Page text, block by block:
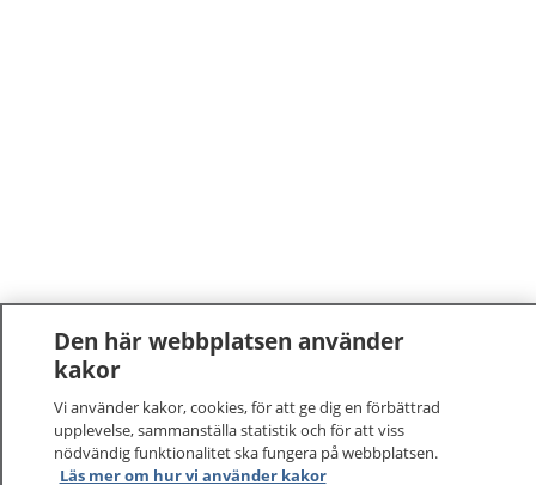
Den här webbplatsen använder
kakor
Vi använder kakor, cookies, för att ge dig en förbättrad
upplevelse, sammanställa statistik och för att viss
nödvändig funktionalitet ska fungera på webbplatsen.
Läs mer om hur vi använder kakor